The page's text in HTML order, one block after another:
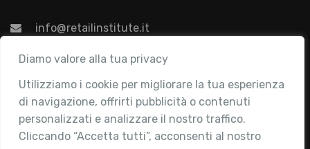
Diamo valore alla tua privacy
Utilizziamo i cookie per migliorare la tua esperienza
di navigazione, offrirti pubblicità o contenuti
personalizzati e analizzare il nostro traffico.
Cliccando “Accetta tutti”, acconsenti al nostro
info@retailinstitute.it
Associazione
Chi siamo
Attività
Contatti